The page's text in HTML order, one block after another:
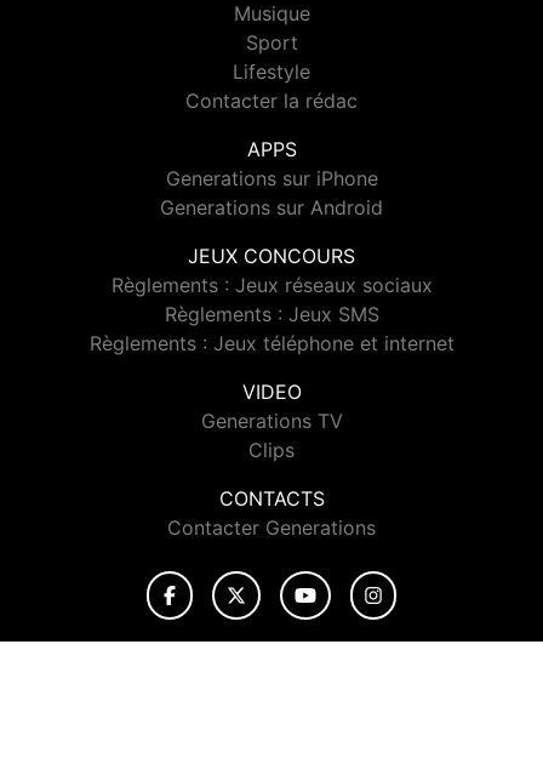
Musique
Sport
Lifestyle
Contacter la rédac
APPS
Generations sur iPhone
Generations sur Android
JEUX CONCOURS
Règlements : Jeux réseaux sociaux
Règlements : Jeux SMS
Règlements : Jeux téléphone et internet
VIDEO
Generations TV
Clips
CONTACTS
Contacter Generations